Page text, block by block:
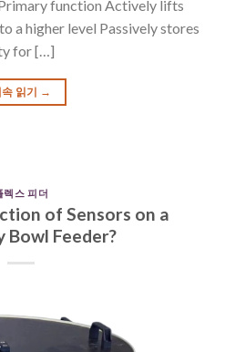
function Actively lifts
a higher level Passively stores
for […]
읽기 →
렉스 피더
of Sensors on a
Feeder?